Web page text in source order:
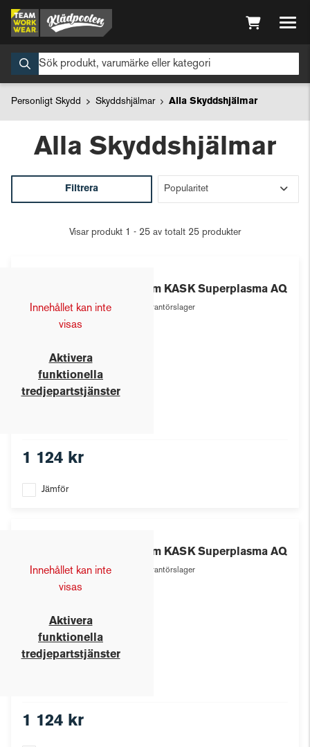
Personligt Skydd Skyddshjälmar Alla Skyddshjälmar
Alla Skyddshjälmar
Filtrera
Visar produkt 1 - 25 av totalt 25 produkter
Innehållet kan inte
visas
Aktivera
funktionella
tredjepartstjänster
Hjälm KASK Superplasma AQ
Leverantörslager
1 124 kr
Jämför
Innehållet kan inte
visas
Aktivera
funktionella
tredjepartstjänster
Hjälm KASK Superplasma AQ
Leverantörslager
1 124 kr